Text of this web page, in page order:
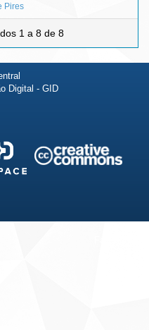
Pires
1 a 8 de 8
Digital - GID